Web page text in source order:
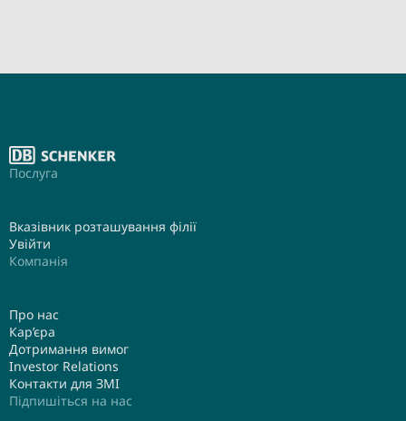
Послуга
Вказівник розташування філії
Увійти
Компанія
Про нас
Кар’єра
Дотримання вимог
Investor Relations
Контакти для ЗМІ
Підпишіться на нас